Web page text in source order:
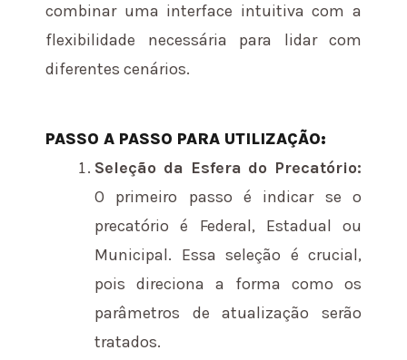
combinar uma interface intuitiva com a
flexibilidade necessária para lidar com
diferentes cenários.
PASSO A PASSO PARA UTILIZAÇÃO:
Seleção da Esfera do Precatório:
O primeiro passo é indicar se o
precatório é Federal, Estadual ou
Municipal. Essa seleção é crucial,
pois direciona a forma como os
parâmetros de atualização serão
tratados.